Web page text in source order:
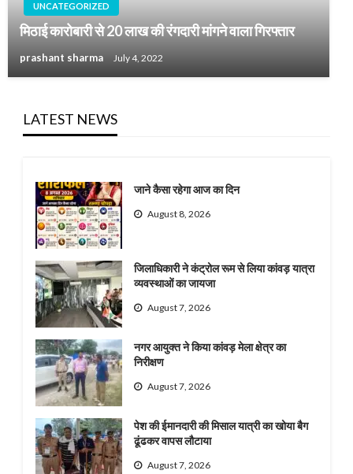
UNCATEGORIZED
मिठाई कारोबारी से 20 लाख की रंगदारी मांगने वाला गिरफ्तार
prashant sharma July 4, 2022
LATEST NEWS
जाने कैसा रहेगा आज का दिन
August 8, 2026
जिलाधिकारी ने कंट्रोल रूम से लिया कांवड़ यात्रा
व्यवस्थाओं का जायजा
August 7, 2026
नगर आयुक्त ने किया कांवड़ मेला क्षेत्र का
निरीक्षण
August 7, 2026
पेश की ईमानदारी की मिसाल यात्री का खोया बैग
ढूंढकर वापस लौटाया
August 7, 2026